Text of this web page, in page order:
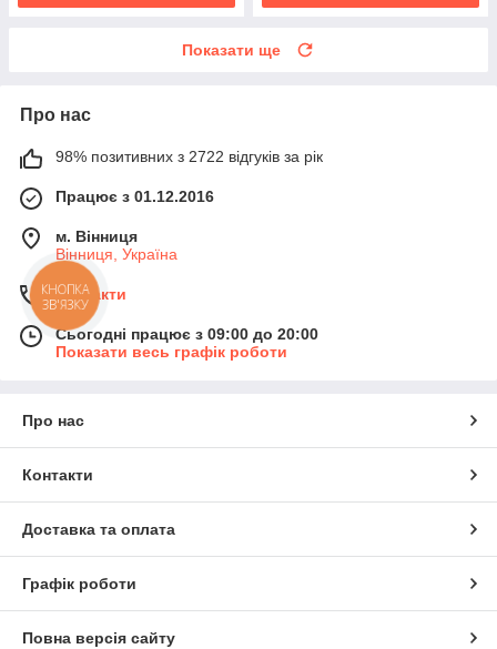
Показати ще
Про нас
98% позитивних з 2722 відгуків за рік
Працює з 01.12.2016
м. Вінниця
Вінниця, Україна
Контакти
Сьогодні працює з 09:00 до 20:00
Показати весь графік роботи
Про нас
Контакти
Доставка та оплата
Графік роботи
Повна версія сайту
КНОПКА
ЗВ'ЯЗКУ